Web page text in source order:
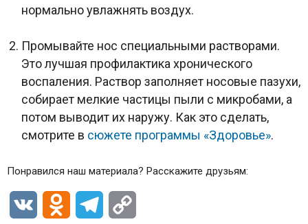
нормально увлажнять воздух.
Промывайте нос специальными растворами.
Это лучшая профилактика хронического
воспаления. Раствор заполняет носовые пазухи,
собирает мелкие частицы пыли с микробами, а
потом выводит их наружу. Как это сделать,
смотрите в сюжете программы «Здоровье».
Понравился наш материала? Расскажите друзьям:
VK Odnoklassniki
Telegram